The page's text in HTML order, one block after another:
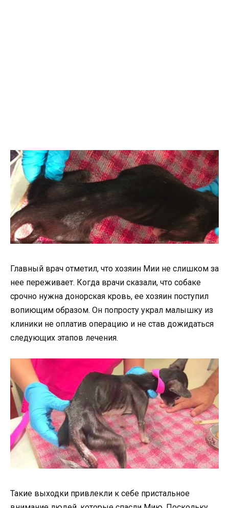
Главный врач отметил, что хозяин Мии не слишком за
нее переживает. Когда врачи сказали, что собаке
срочно нужна донорская кровь, ее хозяин поступил
вопиющим образом. Он попросту украл малышку из
клиники не оплатив операцию и не став дожидаться
следующих этапов лечения.
Такие выходки привлекли к себе пристальное